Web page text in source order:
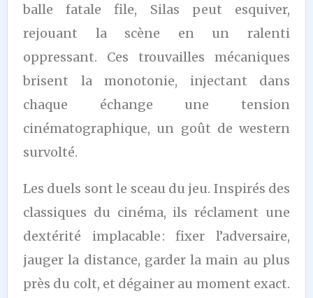
balle fatale file, Silas peut esquiver,
rejouant la scène en un ralenti
oppressant. Ces trouvailles mécaniques
brisent la monotonie, injectant dans
chaque échange une tension
cinématographique, un goût de western
survolté.
Les duels sont le sceau du jeu. Inspirés des
classiques du cinéma, ils réclament une
dextérité implacable : fixer l’adversaire,
jauger la distance, garder la main au plus
près du colt, et dégainer au moment exact.